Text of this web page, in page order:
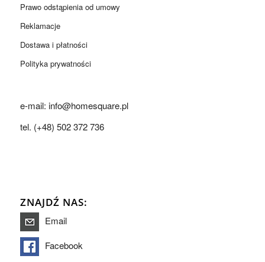
Prawo odstąpienia od umowy
Reklamacje
Dostawa i płatności
Polityka prywatności
e-mail: info@homesquare.pl
tel. (+48) 502 372 736
ZNAJDŹ NAS:
Email
Facebook